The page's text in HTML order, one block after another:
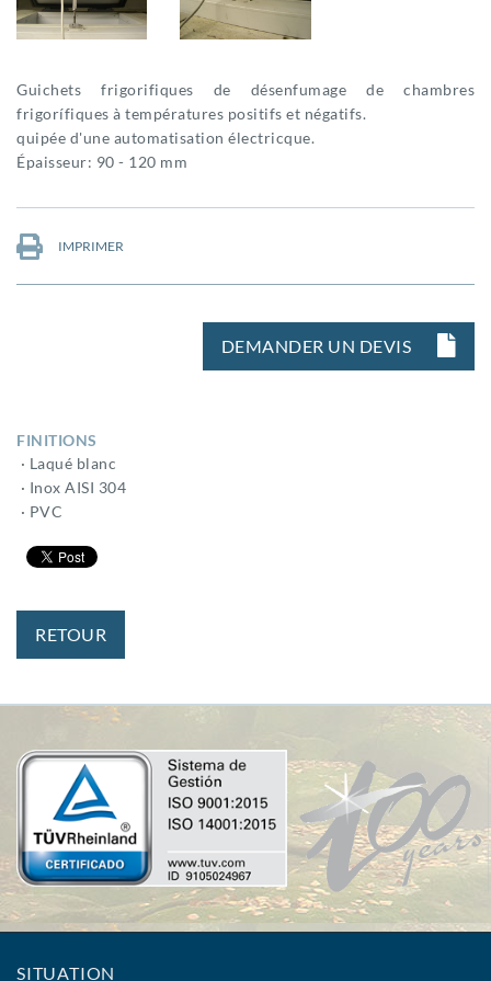
Guichets frigorifiques de désenfumage de chambres
frigorífiques à températures positifs et négatifs.
quipée d'une automatisation électricque.
Épaisseur: 90 - 120 mm
IMPRIMER
DEMANDER UN DEVIS
FINITIONS
· Laqué blanc
· Inox AISI 304
· PVC
RETOUR
SITUATION